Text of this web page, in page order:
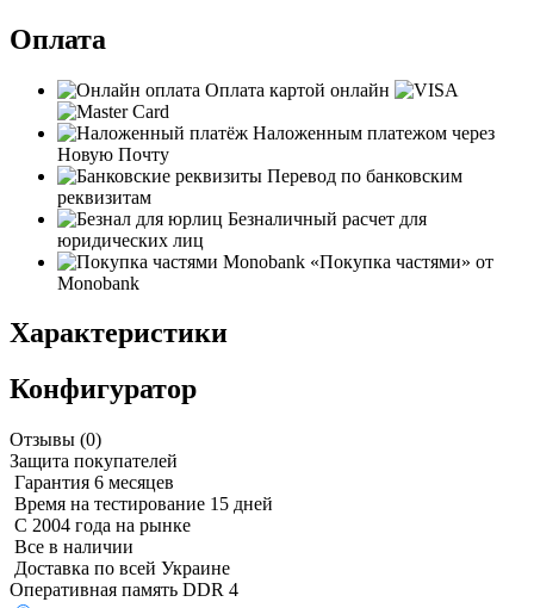
Оплата
Оплата картой онлайн
Наложенным платежом через
Новую Почту
Перевод по банковским
реквизитам
Безналичный расчет для
юридических лиц
«Покупка частями» от
Monobank
Характеристики
Конфигуратор
Отзывы (0)
Защита покупателей
Гарантия 6 месяцев
Время на тестирование 15 дней
С 2004 года на рынке
Все в наличии
Доставка по всей Украине
Оперативная память DDR 4